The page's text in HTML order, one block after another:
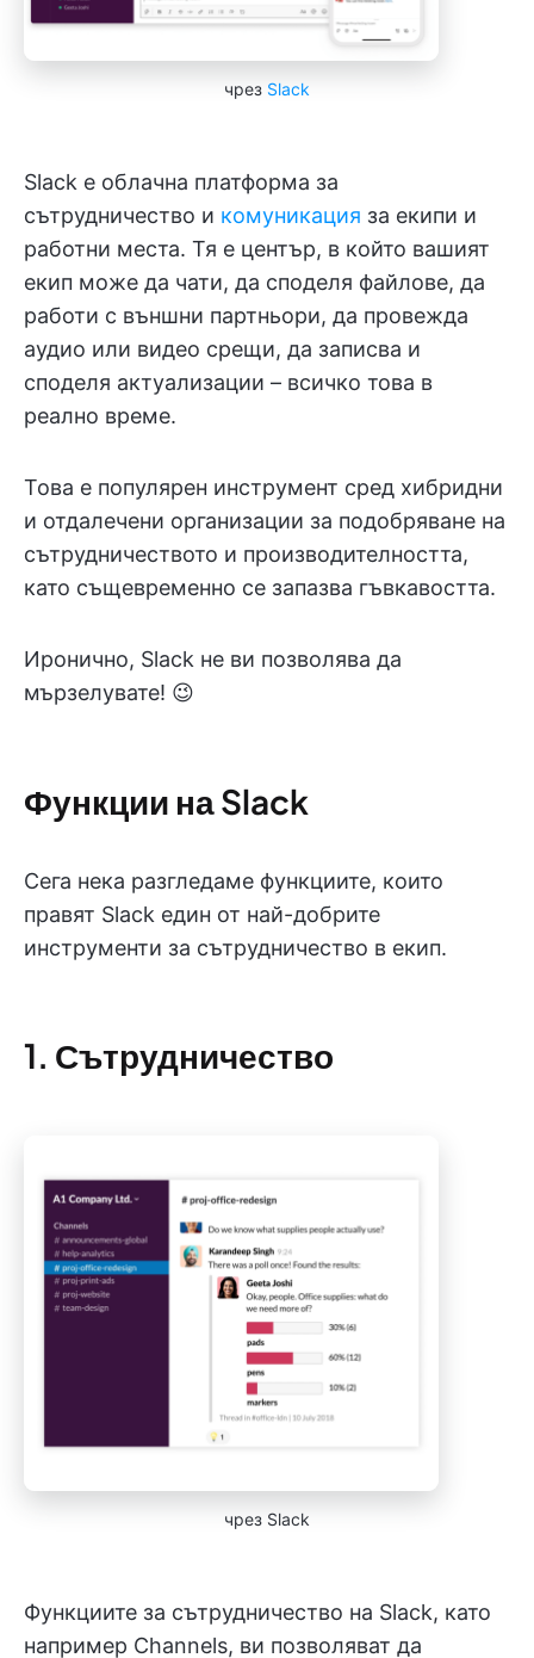
чрез Slack
Slack е облачна платформа за
сътрудничество и комуникация за екипи и
работни места. Тя е център, в който вашият
екип може да чати, да споделя файлове, да
работи с външни партньори, да провежда
аудио или видео срещи, да записва и
споделя актуализации – всичко това в
реално време.
Това е популярен инструмент сред хибридни
и отдалечени организации за подобряване на
сътрудничеството и производителността,
като същевременно се запазва гъвкавостта.
Иронично, Slack не ви позволява да
мързелувате! 😉
Функции на Slack
Сега нека разгледаме функциите, които
правят Slack един от най-добрите
инструменти за сътрудничество в екип.
1. Сътрудничество
чрез Slack
Функциите за сътрудничество на Slack, като
например Channels, ви позволяват да